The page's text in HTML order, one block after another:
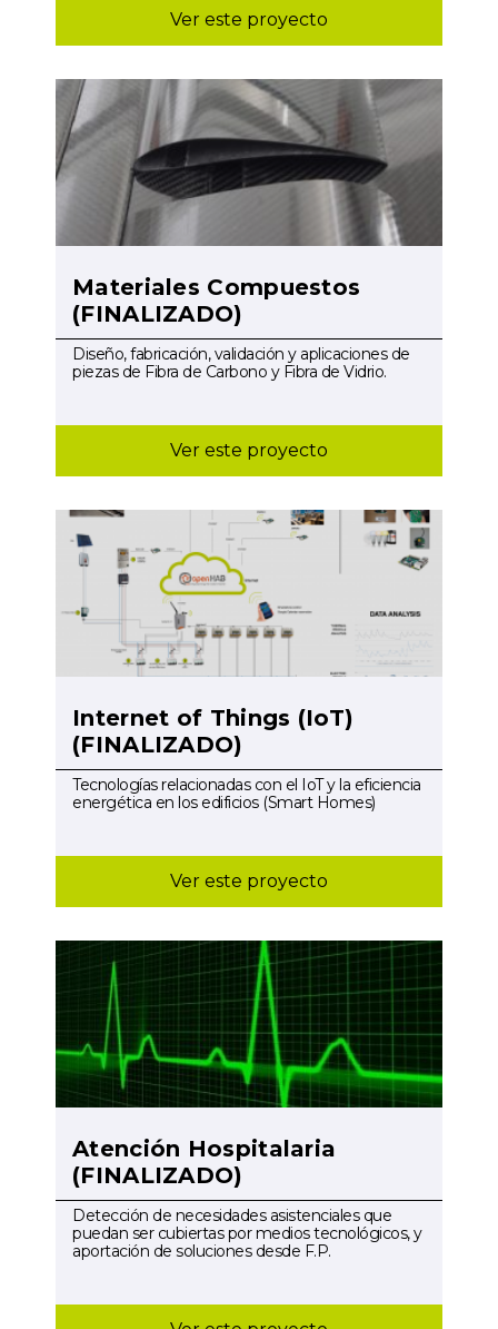
Ver este proyecto
Materiales Compuestos
(FINALIZADO)
Diseño, fabricación, validación y aplicaciones de
piezas de Fibra de Carbono y Fibra de Vidrio.
Ver este proyecto
Internet of Things (IoT)
(FINALIZADO)
Tecnologías relacionadas con el IoT y la eficiencia
energética en los edificios (Smart Homes)
Ver este proyecto
Atención Hospitalaria
(FINALIZADO)
Detección de necesidades asistenciales que
puedan ser cubiertas por medios tecnológicos, y
aportación de soluciones desde F.P.